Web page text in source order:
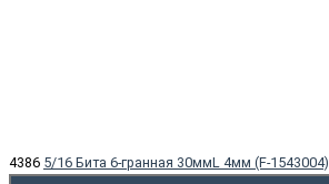
4386 5/16 Бита 6-гранная 30ммL 4мм (F-1543004)